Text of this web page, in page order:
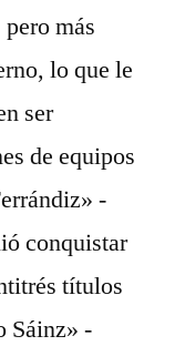
más
lo que le
ser
de equipos
-
conquistar
títulos
Sáinz» -